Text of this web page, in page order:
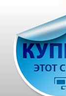
содержимому